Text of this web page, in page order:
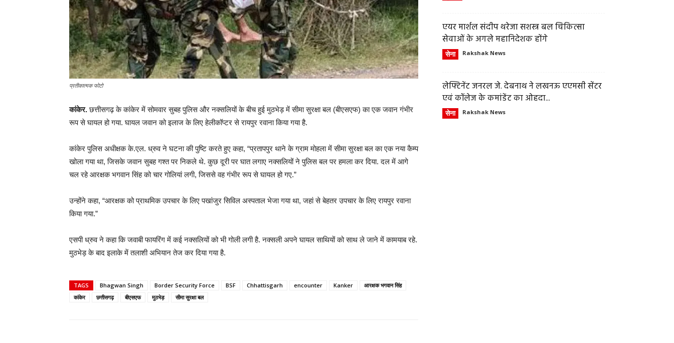
प्रतीकात्मक फोटो
कांकेर.छत्तीसगढ़ के कांकेर में सोमवार सुबह पुलिस और नक्सलियों के बीच हुई मुठभेड़ में सीमा सुरक्षा बल (बीएसएफ) का एक जवान गंभीर
रूप से घायल हो गया. घायल जवान को इलाज के लिए हेलीकॉप्टर से रायपुर रवाना किया गया है.
कांकेर पुलिस अधीक्षक के.एल. ध्रुव ने घटना की पुष्टि करते हुए कहा, “प्रतापपुर थाने के ग्राम मोहला में सीमा सुरक्षा बल का एक नया कैम्प
खोला गया था, जिसके जवान सुबह गश्त पर निकले थे. कुछ दूरी पर घात लगाए नक्सलियों ने पुलिस बल पर हमला कर दिया. दल में आगे
चल रहे आरक्षक भगवान सिंह को चार गोलियां लगी, जिससे वह गंभीर रूप से घायल हो गए.”
उन्होंने कहा, “आरक्षक को प्राथमिक उपचार के लिए पखांजुर सिविल अस्पताल भेजा गया था, जहां से बेहतर उपचार के लिए रायपुर रवाना
किया गया.”
एसपी ध्रुव ने कहा कि जवाबी फायरिंग में कई नक्सलियों को भी गोली लगी है. नक्सली अपने घायल साथियों को साथ ले जाने में कामयाब रहे.
मुठभेड़ के बाद इलाके में तलाशी अभियान तेज कर दिया गया है.
TAGS Bhagwan Singh Border Security Force BSF Chhattisgarh encounter Kanker
आरक्षक भगवान सिंह
कांकेर
छत्तीसगढ़ बीएसएफ मुठभेड़ सीमा सुरक्षा बल
एयर मार्शल संदीप थरेजा सशस्त्र बल चिकित्सा
सेवाओं के अगले महानिदेशक होंगे
सेना Rakshak News
लेफ्टिनेंट जनरल जे. देबनाथ ने लखनऊ एएमसी सेंटर
एवं कॉलेज के कमांडेंट का ओहदा...
सेना Rakshak News